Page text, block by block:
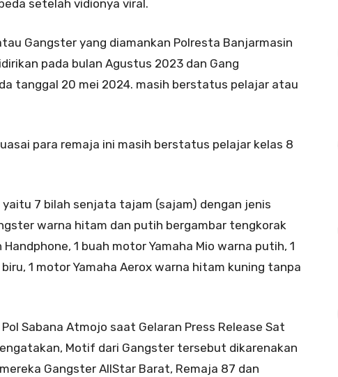
setelah vidionya viral.
Gangster yang diamankan Polresta Banjarmasin
pada bulan Agustus 2023 dan Gang
tanggal 20 mei 2024. masih berstatus pelajar atau
para remaja ini masih berstatus pelajar kelas 8
7 bilah senjata tajam (sajam) dengan jenis
warna hitam dan putih bergambar tengkorak
Handphone, 1 buah motor Yamaha Mio warna putih, 1
1 motor Yamaha Aerox warna hitam kuning tanpa
Sabana Atmojo saat Gelaran Press Release Sat
Motif dari Gangster tersebut dikarenakan
Gangster AllStar Barat, Remaja 87 dan